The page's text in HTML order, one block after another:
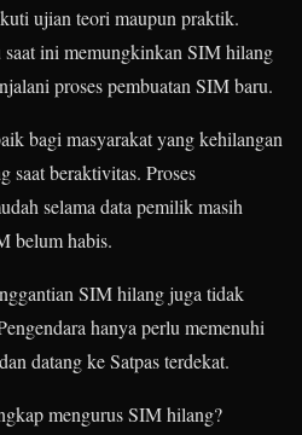
ujian teori maupun praktik.
saat ini memungkinkan SIM hilang
proses pembuatan SIM baru.
bagi masyarakat yang kehilangan
saat beraktivitas. Proses
selama data pemilik masih
belum habis.
SIM hilang juga tidak
hanya perlu memenuhi
datang ke Satpas terdekat.
mengurus SIM hilang?